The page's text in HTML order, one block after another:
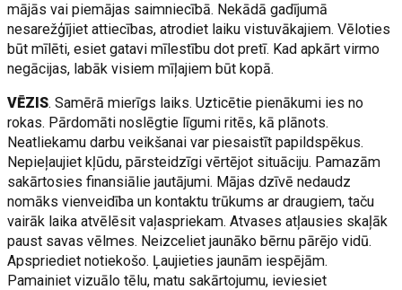
mājās vai piemājas saimniecībā. Nekādā gadījumā
nesarežģījiet attiecības, atrodiet laiku vistuvākajiem. Vēloties
būt mīlēti, esiet gatavi mīlestību dot pretī. Kad apkārt virmo
negācijas, labāk visiem mīļajiem būt kopā.
VĒZIS. Samērā mierīgs laiks. Uzticētie pienākumi ies no
rokas. Pārdomāti noslēgtie līgumi ritēs, kā plānots.
Neatliekamu darbu veikšanai var piesaistīt papildspēkus.
Nepieļaujiet kļūdu, pārsteidzīgi vērtējot situāciju. Pamazām
sakārtosies finansiālie jautājumi. Mājas dzīvē nedaudz
nomāks vienveidība un kontaktu trūkums ar draugiem, taču
vairāk laika atvēlēsit vaļaspriekam. Atvases atļausies skaļāk
paust savas vēlmes. Neizceliet jaunāko bērnu pārējo vidū.
Apspriediet notiekošo. Ļaujieties jaunām iespējām.
Pamainiet vizuālo tēlu, matu sakārtojumu, ieviesiet